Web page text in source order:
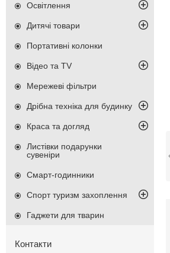
Освітлення
Дитячі товари
Портативні колонки
Відео та TV
Мережеві фільтри
Дрібна техніка для будинку
Краса та догляд
Листівки подарунки
сувеніри
Смарт-годинники
Спорт туризм захоплення
Гаджети для тварин
Контакти